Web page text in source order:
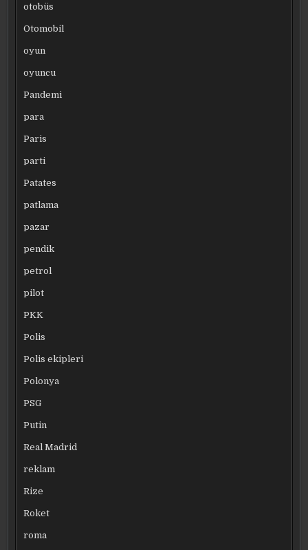
otobüs
Otomobil
oyun
oyuncu
Pandemi
para
Paris
parti
Patates
patlama
pazar
pendik
petrol
pilot
PKK
Polis
Polis ekipleri
Polonya
PSG
Putin
Real Madrid
reklam
Rize
Roket
roma